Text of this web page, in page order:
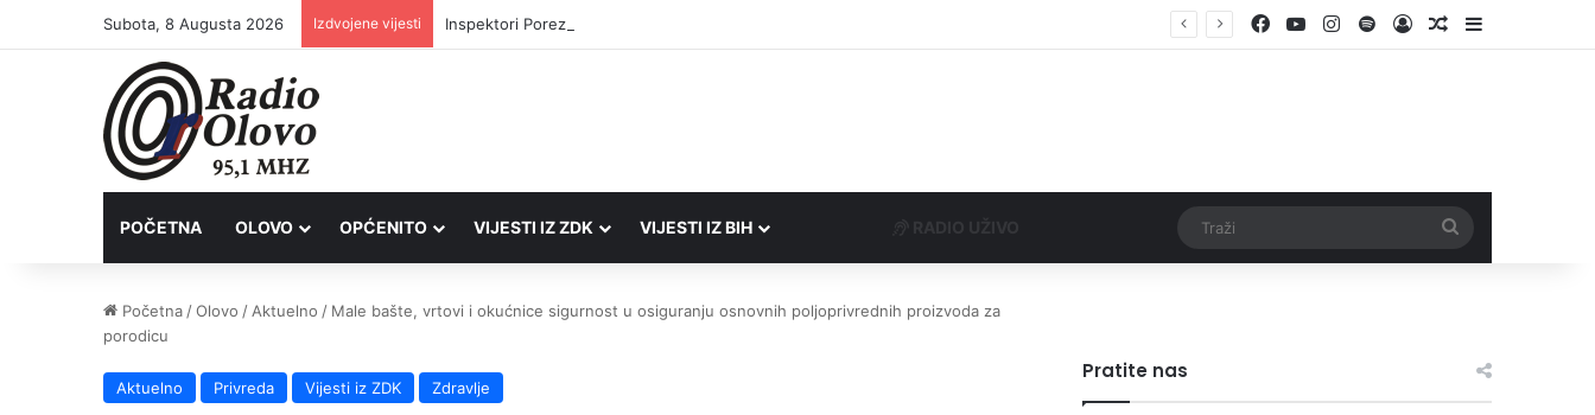
Subota, 8 Augusta 2026 Izdvojene vijesti Inspektori Porezne uprave FBiH na području ZDK izvršili 24 inspekcijska nadzora Facebook
YouTubeInstagram
SpotifyLog InRandom Article
Sidebar
POČETNA OLOVO OPĆENITO VIJESTI IZ ZDK VIJESTI IZ BIH
Početna /Olovo / Aktuelno / Male bašte, vrtovi i okućnice sigurnost u osiguranju osnovnih poljoprivrednih proizvoda za
porodicu
Aktuelno Privreda Vijesti iz ZDK Zdravlje
Pratite nas